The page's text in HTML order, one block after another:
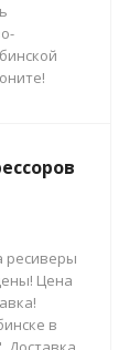
ресиверы
Цена
в